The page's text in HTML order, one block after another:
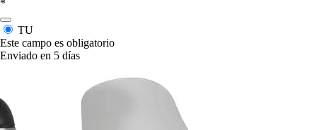
*
TU
Este campo es obligatorio
Enviado en 5 días